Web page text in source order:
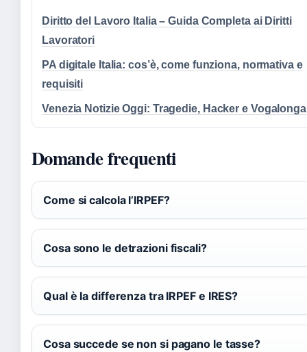
Diritto del Lavoro Italia – Guida Completa ai Diritti
Lavoratori
PA digitale Italia: cos’è, come funziona, normativa e
requisiti
Venezia Notizie Oggi: Tragedie, Hacker e Vogalonga
Domande frequenti
Come si calcola l’IRPEF?
Cosa sono le detrazioni fiscali?
Qual è la differenza tra IRPEF e IRES?
Cosa succede se non si pagano le tasse?